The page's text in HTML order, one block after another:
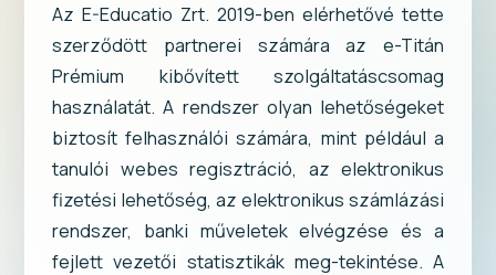
Az E-Educatio Zrt. 2019-ben elérhetővé tette
szerződött partnerei számára az e-Titán
Prémium kibővített szolgáltatáscsomag
használatát. A rendszer olyan lehetőségeket
biztosít felhasználói számára, mint például a
tanulói webes regisztráció, az elektronikus
fizetési lehetőség, az elektronikus számlázási
rendszer, banki műveletek elvégzése és a
fejlett vezetői statisztikák meg-tekintése. A